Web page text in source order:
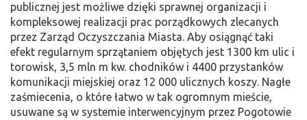
publicznej jest możliwe dzięki sprawnej organizacji i
kompleksowej realizacji prac porządkowych zlecanych
przez Zarząd Oczyszczania Miasta. Aby osiągnąć taki
efekt regularnym sprzątaniem objętych jest 1300 km ulic i
torowisk, 3,5 mln m kw. chodników i 4400 przystanków
komunikacji miejskiej oraz 12 000 ulicznych koszy. Nagłe
zaśmiecenia, o które łatwo w tak ogromnym mieście,
usuwane są w systemie interwencyjnym przez Pogotowie